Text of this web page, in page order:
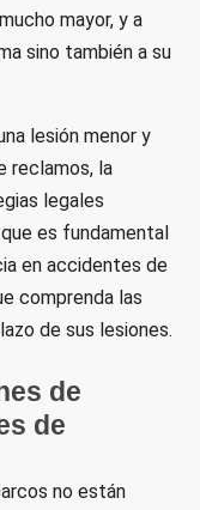
mayor, y a
sino también a su
lesión menor y
reclamos, la
legales
es fundamental
en accidentes de
comprenda las
de sus lesiones.
de
de
no están